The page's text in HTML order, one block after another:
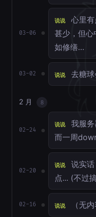
03-06
说说
心里
甚少，但
如修缮…
03-02 说说 去糖
2 月 8
02-24
说说
我服
而一周
02-20
说说
说实
点... (不过
02-16 说说 （无内